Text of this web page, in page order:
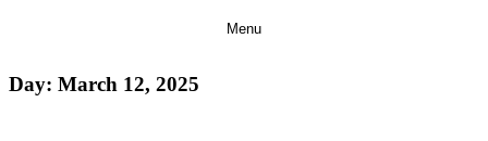
Menu
Day: March 12, 2025